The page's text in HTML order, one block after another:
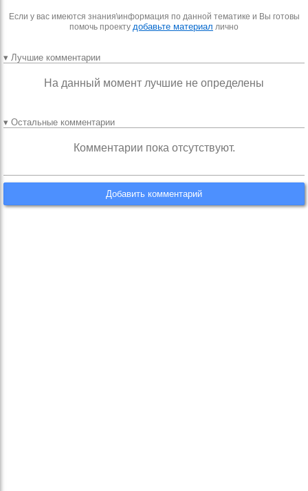
Если у вас имеются знания\информация по данной тематике и Вы готовы
помочь проекту добавьте материал лично
▾ Лучшие комментарии
На данный момент лучшие не определены
▾ Остальные комментарии
Комментарии пока отсутствуют.
Добавить комментарий